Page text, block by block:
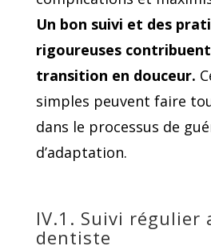
Un bon suivi et des
rigoureuses
transition en douceur.
simples peuvent faire
dans le processus de
d’adaptation.
IV.1. Suivi régulier
dentiste